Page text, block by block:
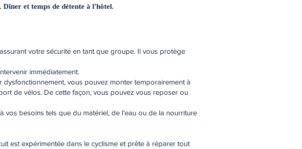
et temps de détente à l'hôtel.
votre sécurité en tant que groupe. Il vous protège
immédiatement.
vous pouvez monter temporairement à
de vélos. De cette façon, vous pouvez vous reposer ou
vos besoins tels que du matériel, de l'eau ou de la nourriture
est expérimentée dans le cyclisme et prête à réparer tout